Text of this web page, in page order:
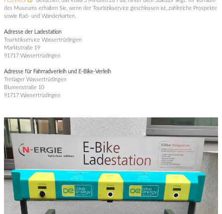
des Museums erhalten Sie, wenn der Touristikservice geschlossen ist, zahlreiche Prospekte
sowie Rad- und Wanderkarten.
Adresse der Ladestation
Touristikservice Wassertrüdingen
Marktstraße 19
91717 Wassertrüdingen
Adresse für Fahrradverleih und E-Bike-Verleih
Tretlager Wassertrüdingen
Blumenstraße 10
91717 Wassertrüdingen